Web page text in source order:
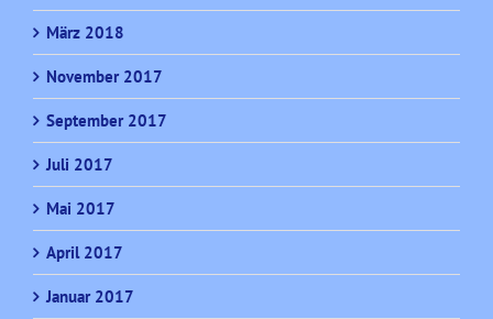
März 2018
November 2017
September 2017
Juli 2017
Mai 2017
April 2017
Januar 2017